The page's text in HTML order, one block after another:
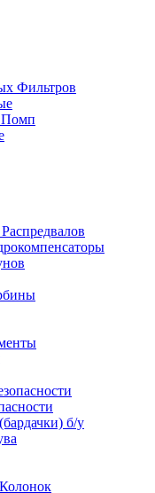
Фильтров
Помп
б/у